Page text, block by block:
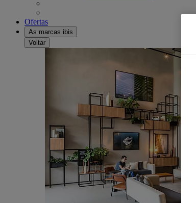
Ofertas
As marcas ibis
Voltar